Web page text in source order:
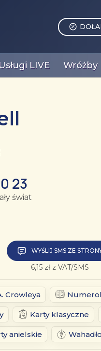
Usługi LIVE Wróżby
23
świat
WYŚLIJ SMS ZE
6,15 zł z VAT/SMS
Crowleya
Karty klasyczne
anielskie Wahadło